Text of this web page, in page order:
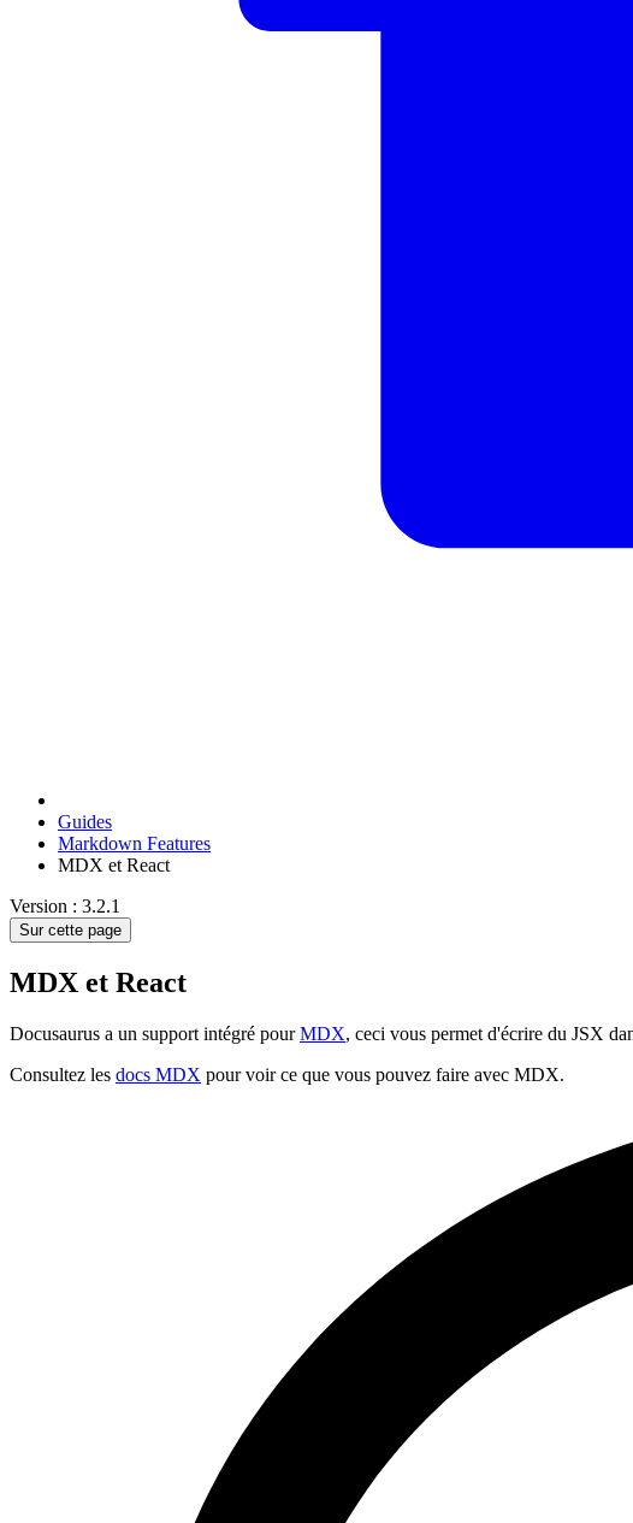
Guides
Markdown Features
MDX et React
Version : 3.2.1
Sur cette page
MDX et React
Docusaurus a un support intégré pourMDX, ceci vous permet d'écrire du JSX
Consultez les docs MDX pour voir ce que vous pouvez faire avec MDX.